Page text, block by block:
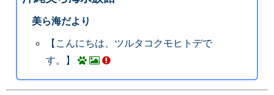
美ら海だより
【こんにちは、ツルタコクモヒトデで
す。】